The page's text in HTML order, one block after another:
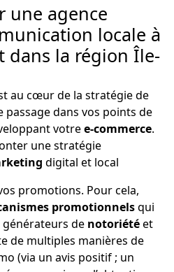
une agence
locale à
dans la région Île-
au cœur de la stratégie de
dans vos points de
votree-commerce.
une stratégie
digital et local
promotions. Pour cela,
promotionnelsqui
de notoriétéet
de multiples manières de
(via un avis positif ; un